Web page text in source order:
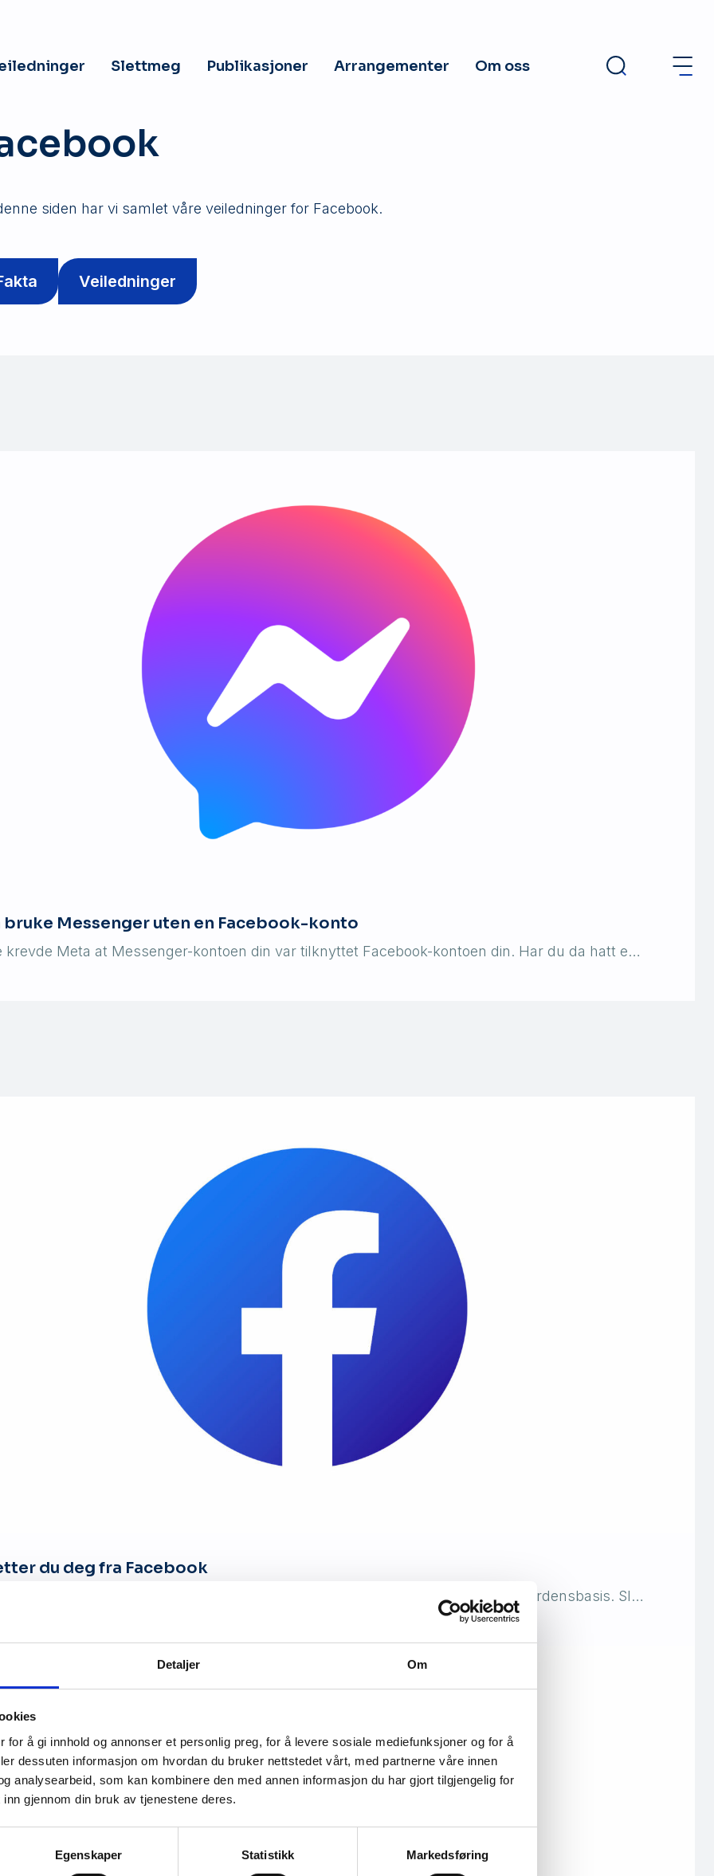
Detaljer Om
for å gi innhold og annonser et personlig preg, for å levere sosiale mediefunksjoner og for å
dessuten informasjon om hvordan du bruker nettstedet vårt, med partnerne våre innen
analysearbeid, som kan kombinere den med annen informasjon du har gjort tilgjengelig for
gjennom din bruk av tjenestene deres.
Egenskaper Statistikk Markedsføring
Slettmeg Publikasjoner Arrangementer Om oss
siden har vi samlet våre veiledninger for Facebook.
Veiledninger
bruke Messenger uten en Facebook-konto
krevde Meta at Messenger-kontoen din var tilknyttet Facebook-kontoen din. Har du da hatt e…
du deg fra Facebook
er verdens største nettsamfunn, med rundt tre milliarder aktive brukere på verdensbasis. Sl…